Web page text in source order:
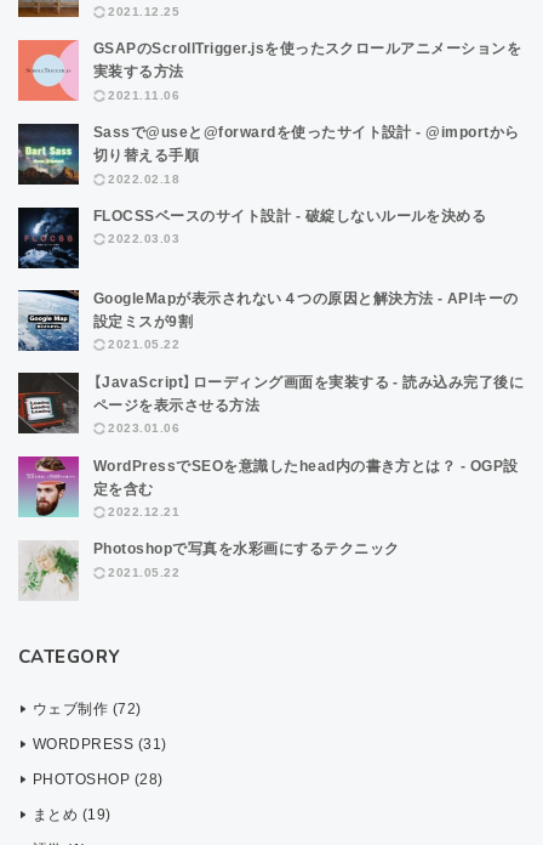
2021.12.25
GSAPのScrollTrigger.jsを使ったスクロールアニメーションを
実装する方法
2021.11.06
Sassで@useと@forwardを使ったサイト設計 - @importから
切り替える手順
2022.02.18
FLOCSSベースのサイト設計 - 破綻しないルールを決める
2022.03.03
GoogleMapが表示されない４つの原因と解決方法 - APIキーの
設定ミスが9割
2021.05.22
【JavaScript】ローディング画面を実装する - 読み込み完了後に
ページを表示させる方法
2023.01.06
WordPressでSEOを意識したhead内の書き方とは？ - OGP設
定を含む
2022.12.21
Photoshopで写真を水彩画にするテクニック
2021.05.22
CATEGORY
ウェブ制作 (72)
WORDPRESS (31)
PHOTOSHOP (28)
まとめ (19)